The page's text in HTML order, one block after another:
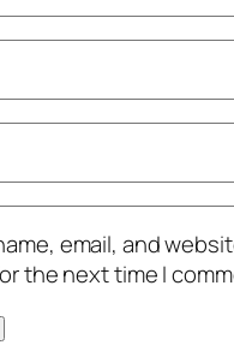
email, and
the next time I